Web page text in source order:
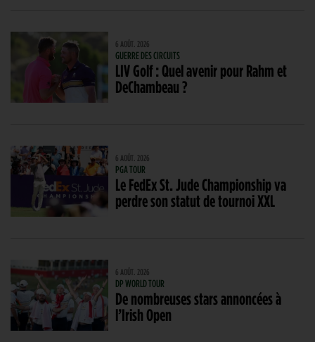
6 AOÛT. 2026
GUERRE DES CIRCUITS
LIV Golf : Quel avenir pour Rahm et
DeChambeau ?
6 AOÛT. 2026
PGA TOUR
Le FedEx St. Jude Championship va
perdre son statut de tournoi XXL
6 AOÛT. 2026
DP WORLD TOUR
De nombreuses stars annoncées à
l’Irish Open